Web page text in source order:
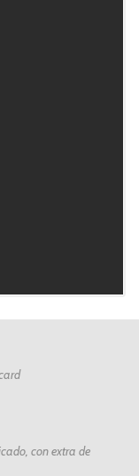
con extra de